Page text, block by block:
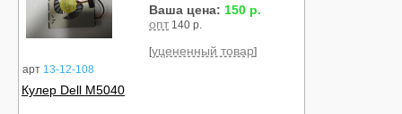
арт 13-12-108
Ваша цена: 150 р.
опт 140 р.
[уцененный товар]
Кулер Dell M5040